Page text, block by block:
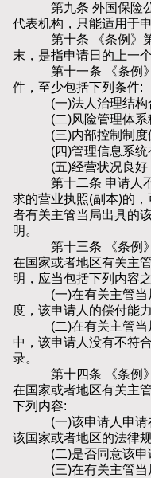
第九条 外国保险公
代表机构，只能适用于
第十条 《条例》第
末，是指申请日的上一
第十一条 《条例》
件，至少包括下列条件:
(一)法人治理结构
(二)风险管理体系
(三)内部控制制度
(四)管理信息系统
(五)经营状况良好
第十二条 申请人不
求的营业执照(副本)的
者有关主管当局出具的
明。
第十三条 《条例》
在国家或者地区有关主
明，应当包括下列内容
(一)在有关主管当局
度，该申请人的偿付能
(二)在有关主管当局
中，该申请人没有不符
录。
第十四条 《条例》
在国家或者地区有关主
下列内容:
(一)该申请人申请在
该国家或者地区的法律
(二)是否同意该申
(三)在有关主管当局